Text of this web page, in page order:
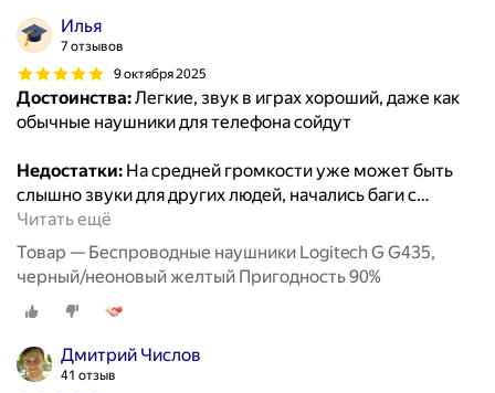
Илья
7 отзывов
9 октября 2025
Достоинства:Легкие, звук в играх хороший, даже как
обычные наушники для телефона сойдут
Недостатки: На средней громкости уже может быть
слышно звуки для других людей, начались баги с…
Читать ещё
Товар — Беспроводные наушники Logitech G G435,
черный/неоновый желтый Пригодность 90%
Дмитрий Числов
41 отзыв